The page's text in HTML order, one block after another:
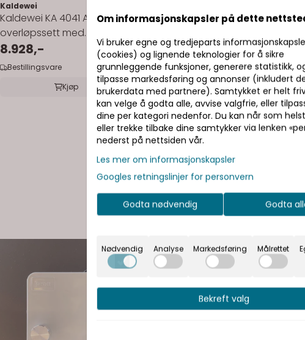
Kaldewei
Kaldewei KA 4041 Av- og
overløpssett med
vannpåfylling via overløp ...
8.928,-
Bestillingsvare
Kjøp
Kaldewei Lydisolasjonssett
2.080,-
Bestillingsvare
Kjøp
Om informasjonskapsler på dette
Vi bruker egne og tredjeparts
(cookies) og lignende teknologier for å sikre
grunnleggende funksjoner, generere statistikk,
tilpasse markedsføring og annonser (inkludert
brukerdata med partnere). Samtykket er helt
kan velge å godta alle, avvise valgfrie, eller
dine per kategori nedenfor. Du kan når som
eller trekke tilbake dine samtykker via lenken
nederst på nettsiden vår.
Les mer om informasjonskapsler
Googles retningslinjer for personvern
Godta nødvendig Godta
Nødvendig Analyse Markedsføring Målrettet
Bekreft valg